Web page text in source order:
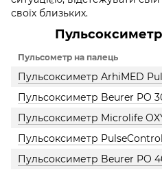
своїх близьких.
Пульсометр на палець
Пульсоксиметр ArhiMED
Пульсоксиметр Beurer PO
Пульсоксиметр Microlife
Пульсоксиметр
Пульсоксиметр Beurer PO